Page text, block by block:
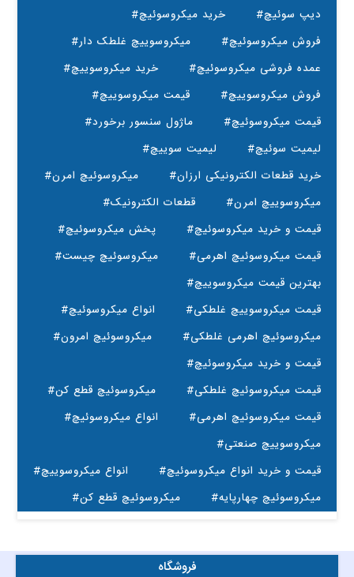
#دیپ سوئیچ
#خرید میکروسوئیچ
#فروش میکروسوئیچ
#میکروسوییچ غلطک دار
#عمده فروشی میکروسوئیچ
#خرید میکروسوییچ
#فروش میکروسوییچ
#قیمت میکروسوییچ
#قیمت میکروسوئیچ
#ماژول سنسور برخورد
#لیمیت سوئیچ
#لیمیت سوییچ
#خرید قطعات الکترونیکی ارزان
#میکروسوئیچ امرن
#میکروسوییچ امرن
#قطعات الکترونیک
#قیمت و خرید میکروسوئیچ
#پخش میکروسوئیچ
#قیمت میکروسوئیچ اهرمی
#میکروسوئیچ چیست
#بهترین قیمت میکروسوییچ
#قیمت میکروسوییچ غلطکی
#انواع میکروسوئیچ
#میکروسوئیچ اهرمی غلطکی
#میکروسوئیچ امرون
#قیمت و خرید میکروسوئیچ
#قیمت میکروسوئیچ غلطکی
#میکروسوئیچ قطع کن
#قیمت میکروسوئیچ اهرمی
#انواع میکروسوئیچ
#میکروسوییچ صنعتی
#قیمت و خرید انواع میکروسوئیچ
#انواع میکروسوییچ
#میکروسوئیچ چهارپایه
#میکروسوئیچ قطع کن
فروشگاه